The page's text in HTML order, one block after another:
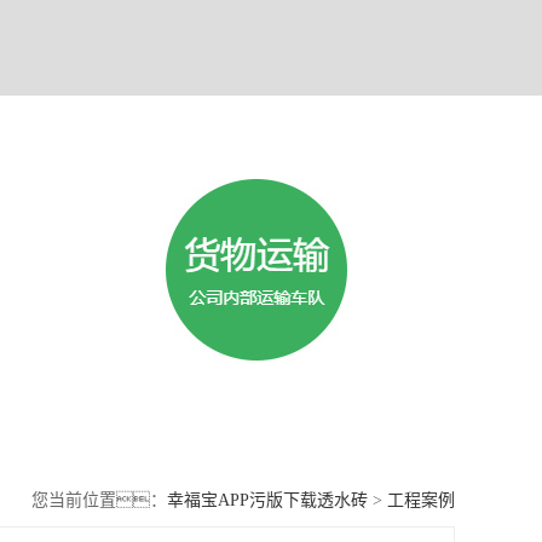
您当前位置： 幸福宝APP污版下载透水砖 > 工程案例